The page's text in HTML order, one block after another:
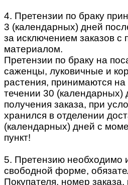
4. Претензии по браку
3 (календарных) дней
за исключением заказов с
материалом.
Претензии по браку на
саженцы, луковичные и
растения, принимаются
течении 30 (календарных)
получения заказа, при
хранился в отделении
(календарных) дней с
пункт!
5. Претензию необходимо
свободной форме,
Покупателя, номер заказа,